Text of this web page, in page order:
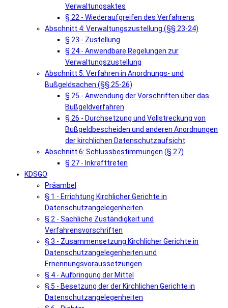
Verwaltungsaktes
§ 22 - Wiederaufgreifen des Verfahrens
Abschnitt 4: Verwaltungszustellung (§§ 23-24)
§ 23 - Zustellung
§ 24 - Anwendbare Regelungen zur
Verwaltungszustellung
Abschnitt 5: Verfahren in Anordnungs- und
Bußgeldsachen (§§ 25-26)
§ 25 - Anwendung der Vorschriften über das
Bußgeldverfahren
§ 26 - Durchsetzung und Vollstreckung von
Bußgeldbescheiden und anderen Anordnungen
der kirchlichen Datenschutzaufsicht
Abschnitt 6: Schlussbestimmungen (§ 27)
§ 27 - Inkrafttreten
KDSGO
Präambel
§ 1 - Errichtung Kirchlicher Gerichte in
Datenschutzangelegenheiten
§ 2 - Sachliche Zuständigkeit und
Verfahrensvorschriften
§ 3 - Zusammensetzung Kirchlicher Gerichte in
Datenschutzangelegenheiten und
Ernennungsvoraussetzungen
§ 4 - Aufbringung der Mittel
§ 5 - Besetzung der der Kirchlichen Gerichte in
Datenschutzangelegenheiten